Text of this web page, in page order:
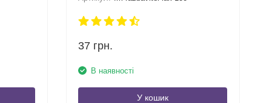
37 грн.
В наявності
У кошик